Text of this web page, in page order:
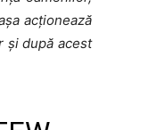
acționează
și după acest